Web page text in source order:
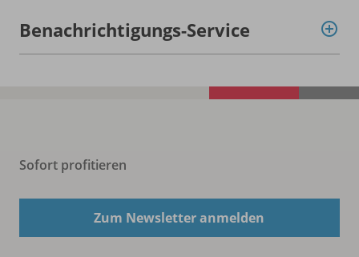
Benachrichtigungs-Service
Sofort profitieren
Zum Newsletter anmelden